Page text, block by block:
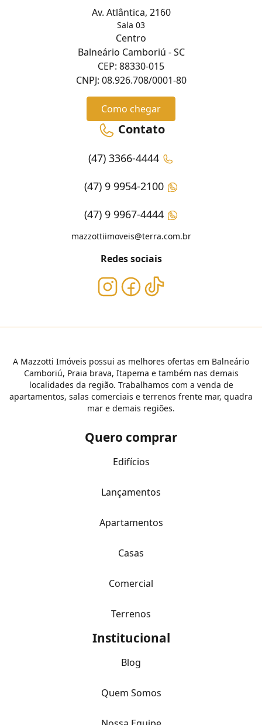
Av. Atlântica, 2160
Sala 03
Centro
Balneário Camboriú - SC
CEP: 88330-015
CNPJ: 08.926.708/0001-80
Como chegar
Contato
(47) 3366-4444
(47) 9 9954-2100
(47) 9 9967-4444
mazzottiimoveis@terra.com.br
Redes sociais
A Mazzotti Imóveis possui as melhores ofertas em Balneário
Camboriú, Praia brava, Itapema e também nas demais
localidades da região. Trabalhamos com a venda de
apartamentos, salas comerciais e terrenos frente mar, quadra
mar e demais regiões.
Quero comprar
Edifícios
Lançamentos
Apartamentos
Casas
Comercial
Terrenos
Institucional
Blog
Quem Somos